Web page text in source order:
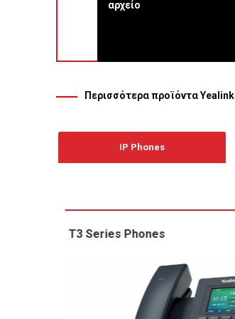
αρχείο
Περισσότερα προϊόντα Yealink
IP Phones
T3 Series Phones